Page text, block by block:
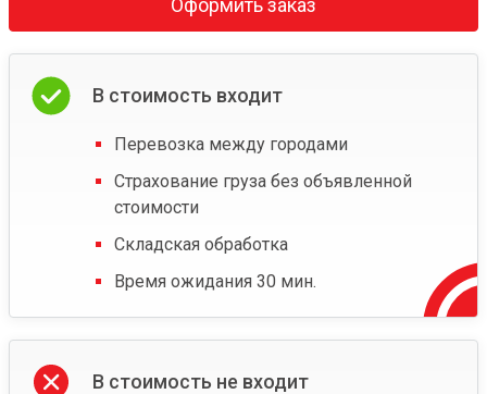
Оформить заказ
В стоимость входит
Перевозка между городами
Страхование груза без объявленной
стоимости
Складская обработка
Время ожидания 30 мин.
В стоимость не входит